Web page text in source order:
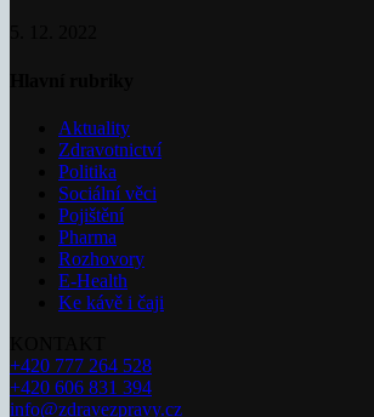
Aktuality
Zdravotnictví
Politika
Sociální věci
Pojištění
Pharma
Rozhovory
E-Health
Ke kávě i čaji
+420 777 264 528
+420 606 831 394
info@zdravezpravy.cz